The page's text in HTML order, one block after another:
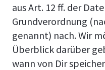
aus Art. 12 ff. der
Grundverordnung
genannt) nach. Wir
Überblick darüber
wann von Dir